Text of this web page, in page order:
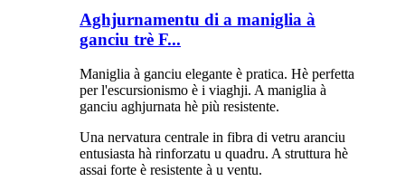
Aghjurnamentu di a maniglia à
ganciu trè F...
Maniglia à ganciu elegante è pratica. Hè perfetta
per l'escursionismo è i viaghji. A maniglia à
ganciu aghjurnata hè più resistente.
Una nervatura centrale in fibra di vetru aranciu
entusiasta hà rinforzatu u quadru. A struttura hè
assai forte è resistente à u ventu.